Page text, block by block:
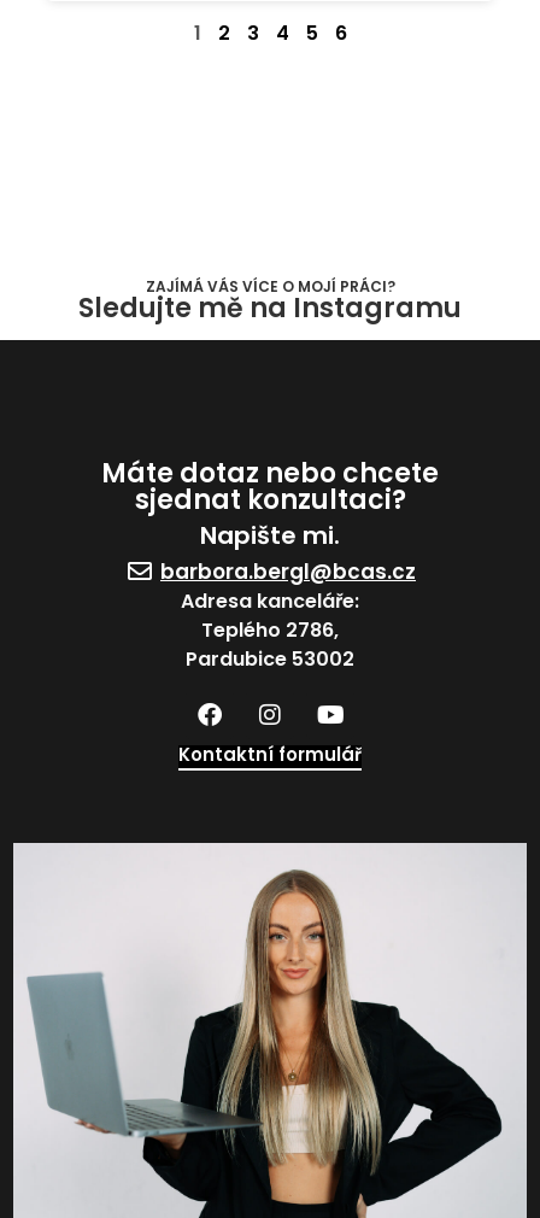
1 2 3 4 5 6
ZAJÍMÁ VÁS VÍCE O MOJÍ PRÁCI?
Sledujte mě na Instagramu
Máte dotaz nebo chcete
sjednat konzultaci?
Napište mi.
barbora.bergl@bcas.cz
Adresa kanceláře:
Teplého 2786,
Pardubice 53002
Kontaktní formulář